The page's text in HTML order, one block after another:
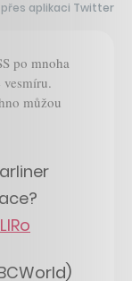
přes aplikaci Twitter
po mnoha
můžou